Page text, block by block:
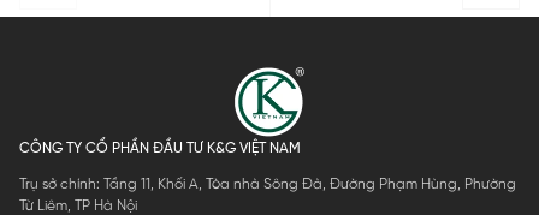
CÔNG TY CỔ PHẦN ĐẦU TƯ K&G VIỆT NAM
Trụ sở chính: Tầng 11, Khối A, Tòa nhà Sông Đà, Đường Phạm Hùng, Phường
Từ Liêm, TP Hà Nội